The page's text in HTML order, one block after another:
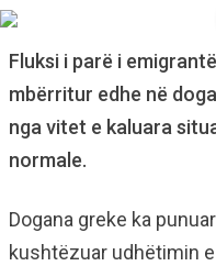
Fluksi i parë i
mbërritur edhe në
nga vitet e kaluara
normale.
Dogana greke ka
kushtëzuar udhëtimin